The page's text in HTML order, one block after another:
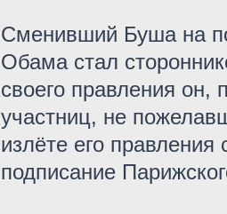
Сменивший Буша на
Обама стал
своего правления он,
участниц, не
излёте его правления
подписание